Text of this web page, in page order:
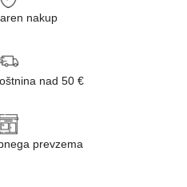
nakup
nad 50 €
prevzema